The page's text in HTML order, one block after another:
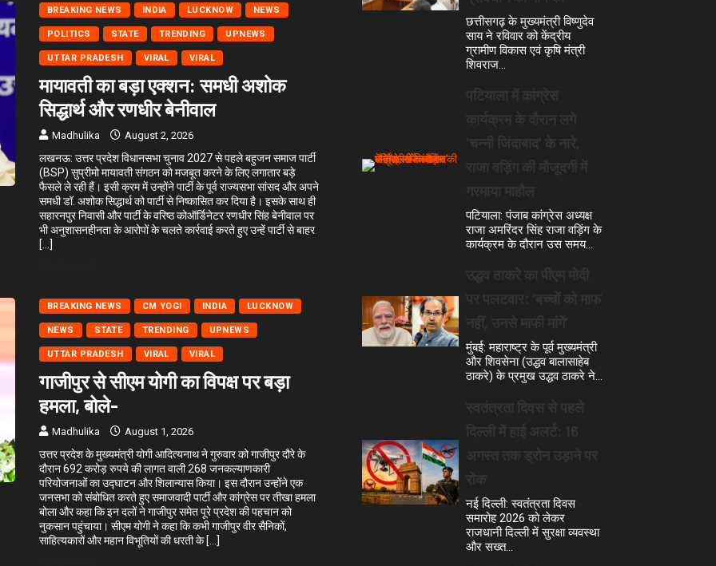
BREAKING NEWS INDIA LUCKNOW NEWS
POLITICS STATE TRENDING UPNEWS
UTTAR PRADESH VIRAL VIRAL
मायावती का बड़ा एक्शन: समधी अशोक
सिद्धार्थ और रणधीर बेनीवाल
Madhulika August 2, 2026
लखनऊ: उत्तर प्रदेश विधानसभा चुनाव 2027 से पहले बहुजन समाज पार्टी
(BSP) सुप्रीमो मायावती संगठन को मजबूत करने के लिए लगातार बड़े
फैसले ले रही हैं। इसी क्रम में उन्होंने पार्टी के पूर्व राज्यसभा सांसद और अपने
समधी डॉ. अशोक सिद्धार्थ को पार्टी से निष्कासित कर दिया है। इसके साथ ही
सहारनपुर निवासी और पार्टी के वरिष्ठ कोऑर्डिनेटर रणधीर सिंह बेनीवाल पर
भी अनुशासनहीनता के आरोपों के चलते कार्रवाई करते हुए उन्हें पार्टी से बाहर
[…]
BREAKING NEWS CM YOGI INDIA LUCKNOW
NEWS STATE TRENDING UPNEWS
UTTAR PRADESH VIRAL VIRAL
गाजीपुर से सीएम योगी का विपक्ष पर बड़ा
हमला, बोले-
Madhulika August 1, 2026
उत्तर प्रदेश के मुख्यमंत्री योगी आदित्यनाथ ने गुरुवार को गाजीपुर दौरे के
दौरान 692 करोड़ रुपये की लागत वाली 268 जनकल्याणकारी
परियोजनाओं का उद्घाटन और शिलान्यास किया। इस दौरान उन्होंने एक
जनसभा को संबोधित करते हुए समाजवादी पार्टी और कांग्रेस पर तीखा हमला
बोला और कहा कि इन दलों ने गाजीपुर समेत पूरे प्रदेश की पहचान को
नुकसान पहुंचाया। सीएम योगी ने कहा कि कभी गाजीपुर वीर सैनिकों,
साहित्यकारों और महान विभूतियों की धरती के […]
छत्तीसगढ़ के मुख्यमंत्री विष्णुदेव
साय ने रविवार को केंद्रीय
ग्रामीण विकास एवं कृषि मंत्री
शिवराज…
पटियाला: पंजाब कांग्रेस अध्यक्ष
राजा अमरिंदर सिंह राजा वड़िंग के
कार्यक्रम के दौरान उस समय…
मुंबई: महाराष्ट्र के पूर्व मुख्यमंत्री
और शिवसेना (उद्धव बालासाहेब
ठाकरे) के प्रमुख उद्धव ठाकरे ने…
नई दिल्ली: स्वतंत्रता दिवस
समारोह 2026 को लेकर
राजधानी दिल्ली में सुरक्षा व्यवस्था
और सख्त…